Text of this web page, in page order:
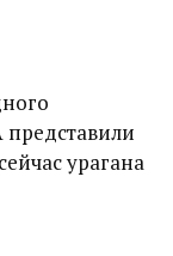
представили
урагана